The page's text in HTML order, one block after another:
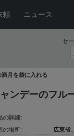
頼 ニュース
セ
月を袋に入れる
ンデーのフル
の詳細:
の場所:
広東省